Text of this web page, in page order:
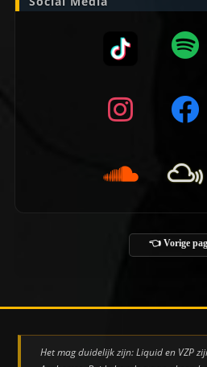
👈 Vorige
Het mag duidelijk zijn: Liquid en VZP